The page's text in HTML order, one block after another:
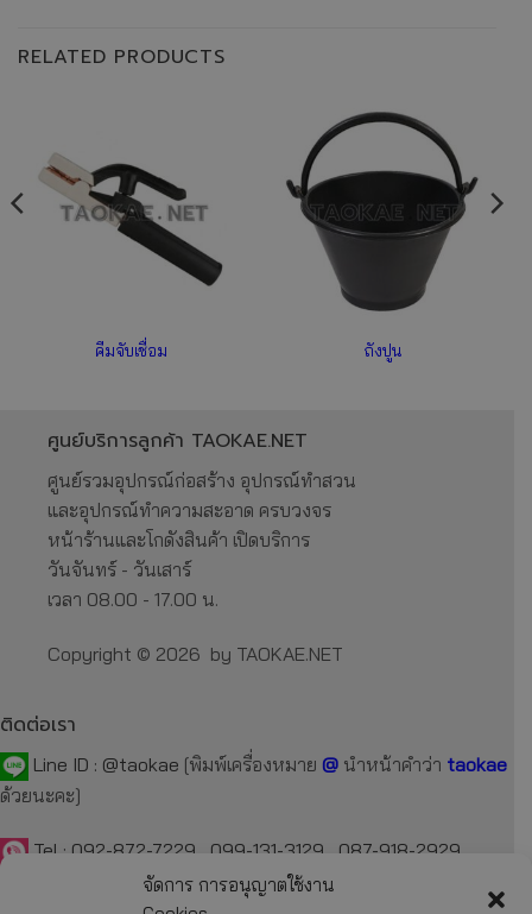
จัดการ การอนุญาตใช้งาน
RELATED PRODUCTS
คีมจับเชื่อม ถังปูน
ศูนย์บริการลูกค้า TAOKAE.NET
ศูนย์รวมอุปกรณ์ก่อสร้าง อุปกรณ์ทำสวน
และอุปกรณ์ทำความสะอาด ครบวงจร
หน้าร้านและโกดังสินค้า เปิดบริการ
วันจันทร์ - วันเสาร์
เวลา 08.00 - 17.00 น.
Copyright © 2026 by TAOKAE.NET
ติดต่อเรา
Line ID : @taokae [พิมพ์เครื่องหมาย @ นำหน้าคำว่า taokae
ด้วยนะคะ]
Tel : 092-872-7229 099-131-3129 087-918-2929
taokae.net@gmail.com